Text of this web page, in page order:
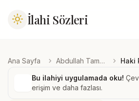
light_mode İlahi Sözleri
Ana Sayfa chevron_right Abdullah Tamamlar chevron_right Haki
Bu ilahiyi uygulamada oku!
erişim ve daha fazlası.